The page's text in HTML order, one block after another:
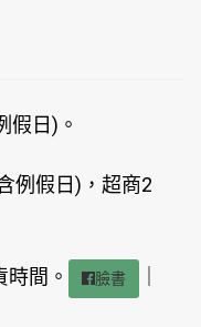
假日)。
例假日)，超商2
間。 臉書